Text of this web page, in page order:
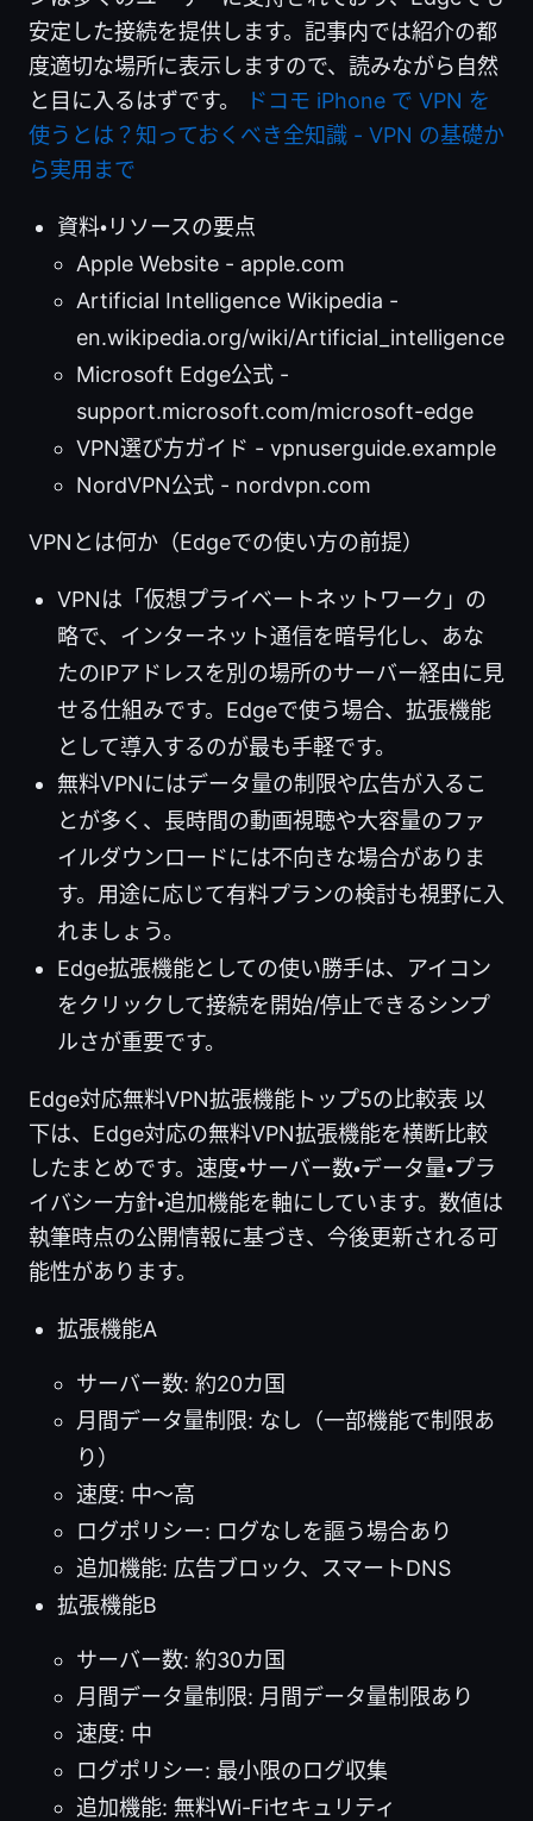
安定した接続を提供します。記事内では紹介の都
度適切な場所に表示しますので、読みながら自然
と目に入るはずです。
ドコモ iPhone で VPN を
使うとは？知っておくべき全知識 - VPN の基礎か
ら実用まで
資料・リソースの要点
Apple Website - apple.com
Artificial Intelligence Wikipedia -
en.wikipedia.org/wiki/Artificial_intelligence
Microsoft Edge公式 -
support.microsoft.com/microsoft-edge
VPN選び方ガイド - vpnuserguide.example
NordVPN公式 - nordvpn.com
VPNとは何か（Edgeでの使い方の前提）
VPNは「仮想プライベートネットワーク」の
略で、インターネット通信を暗号化し、あな
たのIPアドレスを別の場所のサーバー経由に見
せる仕組みです。Edgeで使う場合、拡張機能
として導入するのが最も手軽です。
無料VPNにはデータ量の制限や広告が入るこ
とが多く、長時間の動画視聴や大容量のファ
イルダウンロードには不向きな場合がありま
す。用途に応じて有料プランの検討も視野に入
れましょう。
Edge拡張機能としての使い勝手は、アイコン
をクリックして接続を開始/停止できるシンプ
ルさが重要です。
Edge対応無料VPN拡張機能トップ5の比較表 以
下は、Edge対応の無料VPN拡張機能を横断比較
したまとめです。速度・サーバー数・データ量・プラ
イバシー方針・追加機能を軸にしています。数値は
執筆時点の公開情報に基づき、今後更新される可
能性があります。
拡張機能A
サーバー数: 約20カ国
月間データ量制限: なし（一部機能で制限あ
り）
速度: 中〜高
ログポリシー: ログなしを謳う場合あり
追加機能: 広告ブロック、スマートDNS
拡張機能B
サーバー数: 約30カ国
月間データ量制限: 月間データ量制限あり
速度: 中
ログポリシー: 最小限のログ収集
追加機能: 無料Wi-Fiセキュリティ